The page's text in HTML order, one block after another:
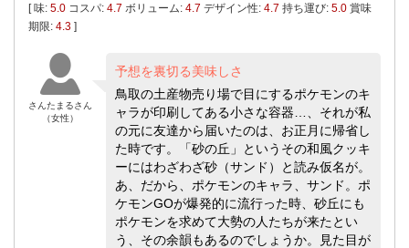
[ 味: 5.0 コスパ: 4.7 ボリューム: 4.7 デザイン性: 4.7 持ち運び: 5.0 賞味
期限: 4.3 ]
さんたまるさん
（女性）
予想を裏切る美味しさ
鳥取の土産物売り場で目にするポケモンのキ
ャラが印刷してある小さな容器…、それが私
の元に友達から届いたのは、お正月に帰省し
た時です。「砂の丘」というその和風クッキ
ーにはわざわざ砂（サンド）と読み仮名が。
あ、だから、ポケモンのキャラ、サンド。ポ
ケモンGOが爆発的に流行った時、砂丘にも
ポケモンを求めて大勢の人たちが来たとい
う、その余韻もあるのでしょうか。見た目が